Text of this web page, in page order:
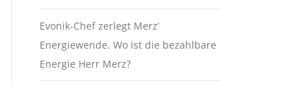
Evonik-Chef zerlegt Merz‘
Energiewende. Wo ist die bezahlbare
Energie Herr Merz?